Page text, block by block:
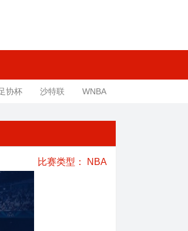
协杯 沙特联 WNBA
比赛类型： NBA